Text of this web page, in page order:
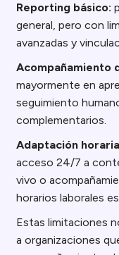
Reporting básico:
general, pero con
avanzadas y
Acompañamiento
mayormente en
seguimiento
complementarios.
Adaptación
acceso 24/7 a
vivo o
horarios laborales
Estas limitaciones
a organizaciones